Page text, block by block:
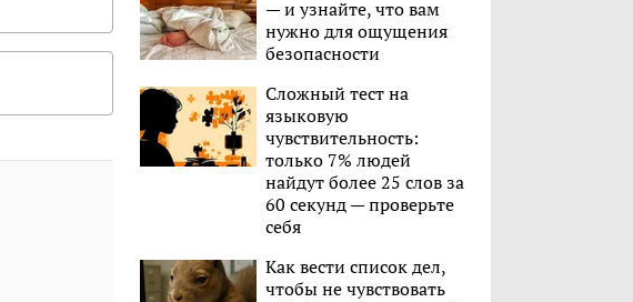
— и узнайте, что вам
нужно для ощущения
безопасности
Сложный тест на
языковую
чувствительность:
только 7% людей
найдут более 25 слов за
60 секунд — проверьте
себя
Как вести список дел,
чтобы не чувствовать